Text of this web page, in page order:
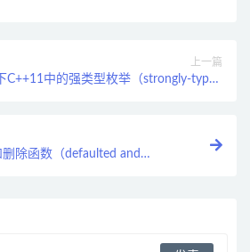
上一篇
C++11中的强类型枚举（strongly-typed
除函数（defaulted and